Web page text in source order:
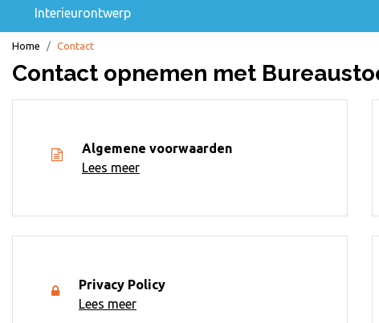
Interieurontwerp
Home Contact
Contact opnemen met
Algemene voorwaarden
Lees meer
Privacy Policy
Lees meer